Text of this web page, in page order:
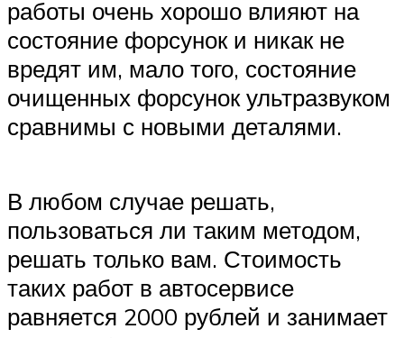
работы очень хорошо влияют на
состояние форсунок и никак не
вредят им, мало того, состояние
очищенных форсунок ультразвуком
сравнимы с новыми деталями.
В любом случае решать,
пользоваться ли таким методом,
решать только вам. Стоимость
таких работ в автосервисе
равняется 2000 рублей и занимает